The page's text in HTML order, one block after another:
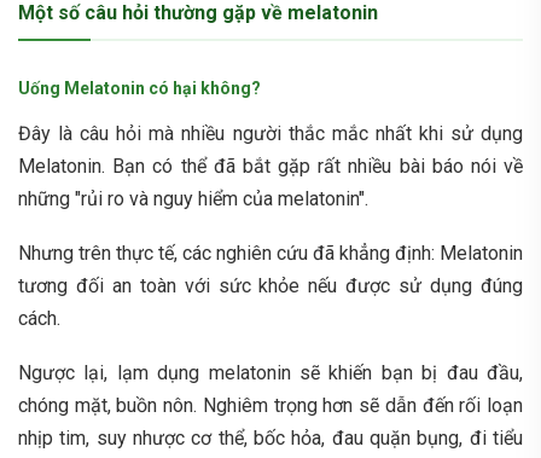
Một số câu hỏi thường gặp về melatonin
Uống Melatonin có hại không?
Đây là câu hỏi mà nhiều người thắc mắc nhất khi sử dụng
Melatonin. Bạn có thể đã bắt gặp rất nhiều bài báo nói về
những "rủi ro và nguy hiểm của melatonin".
Nhưng trên thực tế, các nghiên cứu đã khẳng định: Melatonin
tương đối an toàn với sức khỏe nếu được sử dụng đúng
cách.
Ngược lại, lạm dụng melatonin sẽ khiến bạn bị đau đầu,
chóng mặt, buồn nôn. Nghiêm trọng hơn sẽ dẫn đến rối loạn
nhịp tim, suy nhược cơ thể, bốc hỏa, đau quặn bụng, đi tiểu